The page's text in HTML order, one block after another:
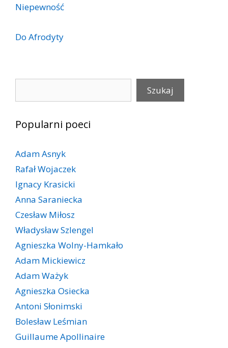
Niepewność
Do Afrodyty
Szukaj
Popularni poeci
Adam Asnyk
Rafał Wojaczek
Ignacy Krasicki
Anna Saraniecka
Czesław Miłosz
Władysław Szlengel
Agnieszka Wolny-Hamkało
Adam Mickiewicz
Adam Ważyk
Agnieszka Osiecka
Antoni Słonimski
Bolesław Leśmian
Guillaume Apollinaire